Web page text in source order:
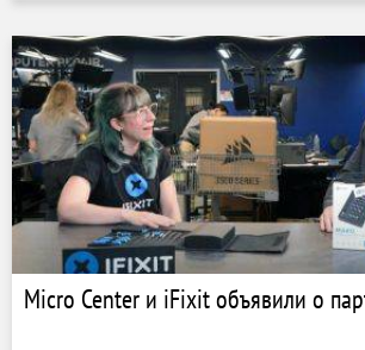
Micro Center и iFixit объявили о